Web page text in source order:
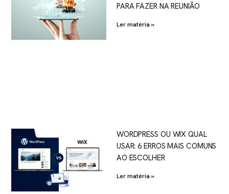
PARA FAZER NA REUNIÃO
Ler matéria »
WORDPRESS OU WIX QUAL
USAR: 6 ERROS MAIS COMUNS
AO ESCOLHER
Ler matéria »